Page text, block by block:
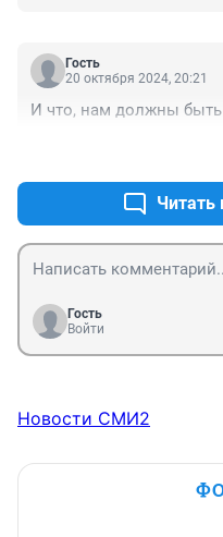
Гость
20 октября 2024, 20:21
И что, нам должны быть
Читать
Гость
Войти
Новости СМИ2